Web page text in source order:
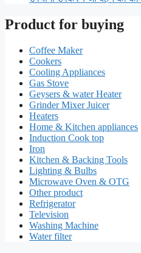
Product for buying
Coffee Maker
Cookers
Cooling Appliances
Gas Stove
Geysers & water Heater
Grinder Mixer Juicer
Heaters
Home & Kitchen appliances
Induction Cook top
Iron
Kitchen & Backing Tools
Lighting & Bulbs
Microwave Oven & OTG
Other product
Refrigerator
Television
Washing Machine
Water filter